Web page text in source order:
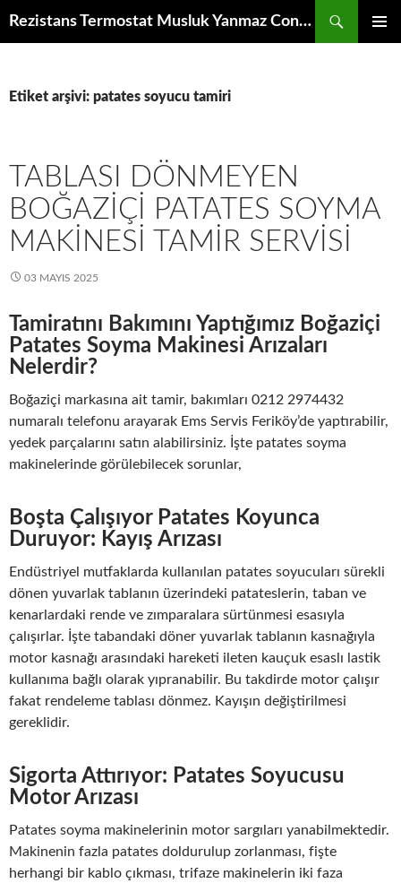
Rezistans Termostat Musluk Yanmaz Conta Rende Disk Bıçak Redüktör Fan Motoru Elektronik Kumanda Kartı Raf Izgara
Etiket arşivi: patates soyucu tamiri
TABLASI DÖNMEYEN
BOĞAZIÇI PATATES SOYMA
MAKINESI TAMIR SERVISI
03 MAYIS 2025
Tamiratını Bakımını Yaptığımız Boğaziçi
Patates Soyma Makinesi Arızaları
Nelerdir?
Boğaziçi markasına ait tamir, bakımları 0212 2974432
numaralı telefonu arayarak Ems Servis Feriköy’de yaptırabilir,
yedek parçalarını satın alabilirsiniz. İşte patates soyma
makinelerinde görülebilecek sorunlar,
Boşta Çalışıyor Patates Koyunca
Duruyor: Kayış Arızası
Endüstriyel mutfaklarda kullanılan patates soyucuları sürekli
dönen yuvarlak tablanın üzerindeki patateslerin, taban ve
kenarlardaki rende ve zımparalara sürtünmesi esasıyla
çalışırlar. İşte tabandaki döner yuvarlak tablanın kasnağıyla
motor kasnağı arasındaki hareketi ileten kauçuk esaslı lastik
kullanıma bağlı olarak yıpranabilir. Bu takdirde motor çalışır
fakat rendeleme tablası dönmez. Kayışın değiştirilmesi
gereklidir.
Sigorta Attırıyor: Patates Soyucusu
Motor Arızası
Patates soyma makinelerinin motor sargıları yanabilmektedir.
Makinenin fazla patates doldurulup zorlanması, fişte
herhangi bir kablo çıkması, trifaze makinelerin iki faza